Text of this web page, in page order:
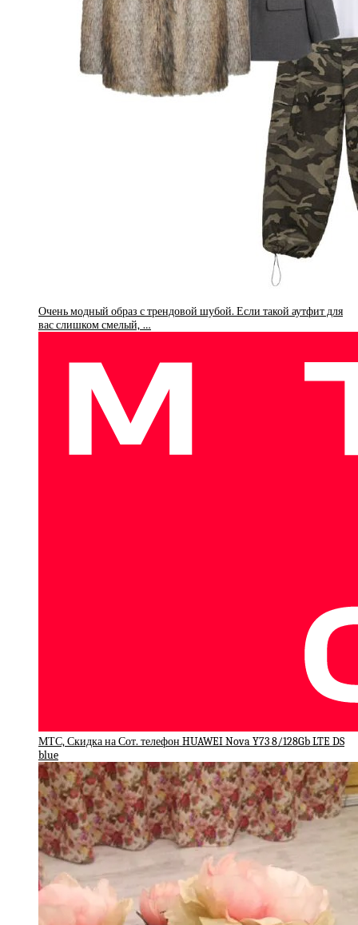
Очень модный образ с трендовой шубой. Если такой аутфит для
вас слишком смелый, …
МТС, Скидка на Сот. телефон HUAWEI Nova Y73 8/128Gb LTE DS
blue